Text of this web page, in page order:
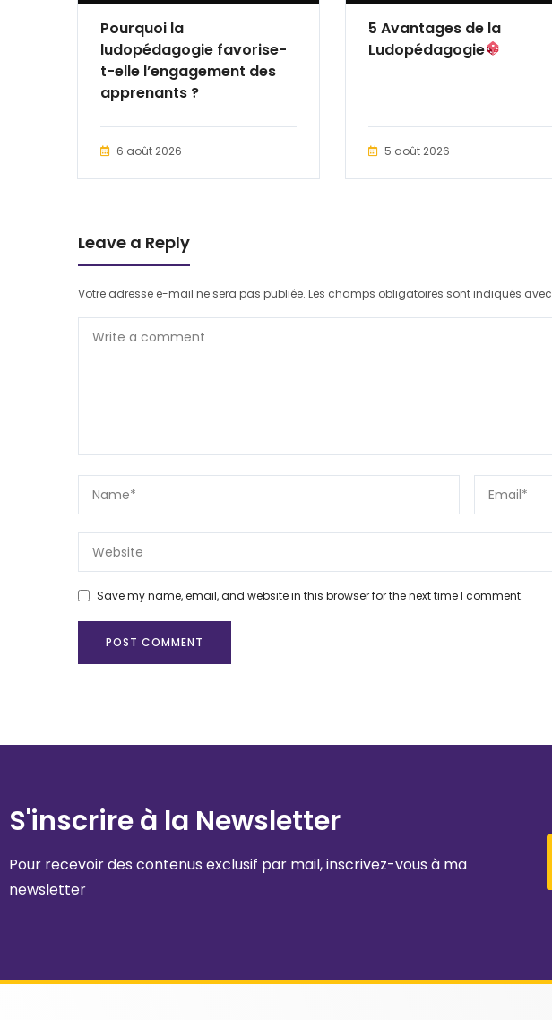
Pourquoi la
ludopédagogie favorise-
t-elle l’engagement des
apprenants ?
6 août 2026
5 Avantages de la
Ludopédagogie
5 août 2026
Leave a Reply
Votre adresse e-mail ne sera pas publiée. Les champs obligatoires sont indiqués avec
Save my name, email, and website in this browser for the next time I comment.
S'inscrire à la Newsletter
Pour recevoir des contenus exclusif par mail, inscrivez-vous à ma
newsletter